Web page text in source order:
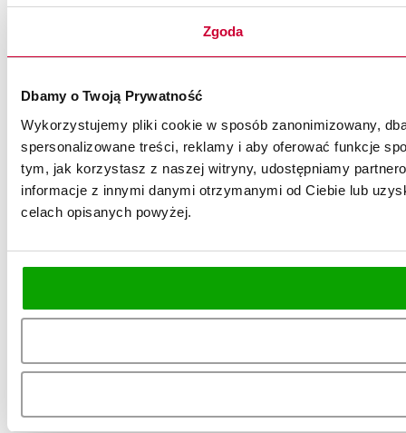
Zgoda
Dbamy o Twoją Prywatność
Wykorzystujemy pliki cookie w sposób zanonimizowany,
spersonalizowane treści, reklamy i aby oferować funkcje
tym, jak korzystasz z naszej witryny, udostępniamy
informacje z innymi danymi otrzymanymi od Ciebie lub
celach opisanych powyżej.